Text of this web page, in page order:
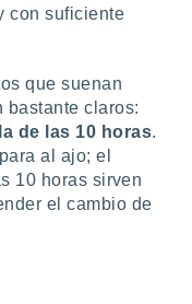
con suficiente
que suenan
bastante claros:
de las 10 horas.
al ajo; el
10 horas sirven
el cambio de